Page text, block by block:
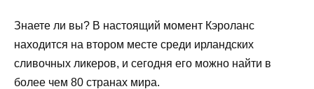
Знаете ли вы? В настоящий момент Кэроланс
находится на втором месте среди ирландских
сливочных ликеров, и сегодня его можно найти в
более чем 80 странах мира.